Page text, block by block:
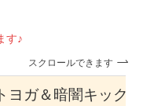
す♪
スクロールできます
ヨガ＆暗闇キック